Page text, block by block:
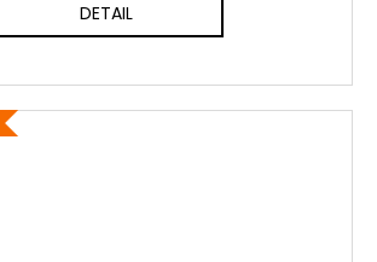
DETAIL